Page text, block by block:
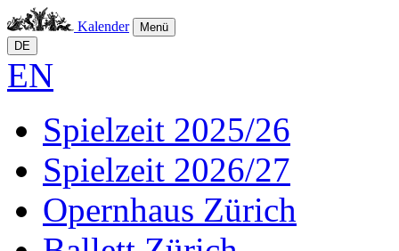
Kalender
Menü
DE
EN
Spielzeit 2025/26
Spielzeit 2026/27
Opernhaus Zürich